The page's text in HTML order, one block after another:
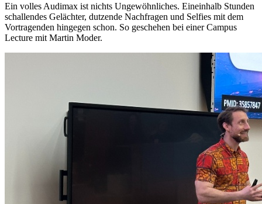
Ein volles Audimax ist nichts Ungewöhnliches. Eineinhalb Stunden
schallendes Gelächter, dutzende Nachfragen und Selfies mit dem
Vortragenden hingegen schon. So geschehen bei einer Campus
Lecture mit Martin Moder.